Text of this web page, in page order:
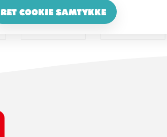
RET COOKIE SAMTYKKE